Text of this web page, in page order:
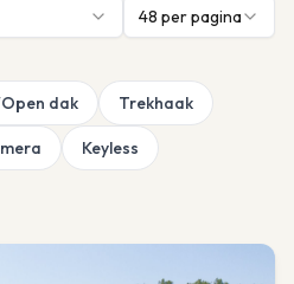
48 per pagina
dak Trekhaak
Keyless